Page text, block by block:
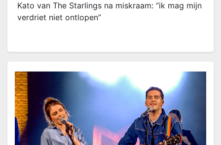
Kato van The Starlings na miskraam: “ik mag mijn
verdriet niet ontlopen”